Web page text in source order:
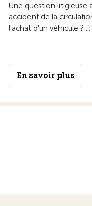
Une question litigieuse
accident de la
l'achat d'un véhicule ? ...
En savoir plus